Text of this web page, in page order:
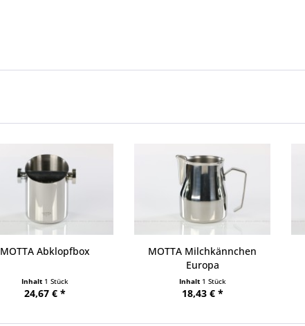
MOTTA Abklopfbox
Inhalt 1 Stück
24,67 € *
MOTTA Milchkännchen
Europa
Inhalt 1 Stück
18,43 € *